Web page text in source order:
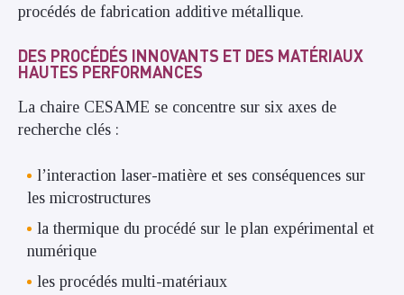
procédés de fabrication additive métallique.
DES PROCÉDÉS INNOVANTS ET DES MATÉRIAUX
HAUTES PERFORMANCES
La chaire CESAME se concentre sur six axes de
recherche clés :
l’interaction laser-matière et ses conséquences sur
les microstructures
la thermique du procédé sur le plan expérimental et
numérique
les procédés multi-matériaux